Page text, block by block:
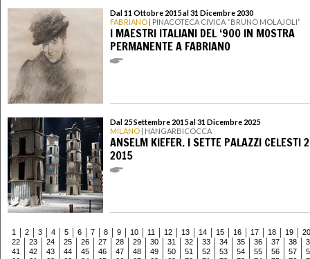
Dal 11 Ottobre 2015 al 31 Dicembre 2030
FABRIANO | PINACOTECA CIVICA “BRUNO MOLAJOLI”
I MAESTRI ITALIANI DEL ‘900 IN MOSTRA
PERMANENTE A FABRIANO
Dal 25 Settembre 2015 al 31 Dicembre 2025
MILANO | HANGARBICOCCA
ANSELM KIEFER. I SETTE PALAZZI CELESTI
2015
1 2 3 4 5 6 7 8 9 10 11 12 13 14 15 16 17 18 19
20
22
23 24 25 26 27 28 29 30 31 32 33 34 35 36 37 38
41
42 43 44 45 46 47 48 49 50 51 52 53 54 55 56 57